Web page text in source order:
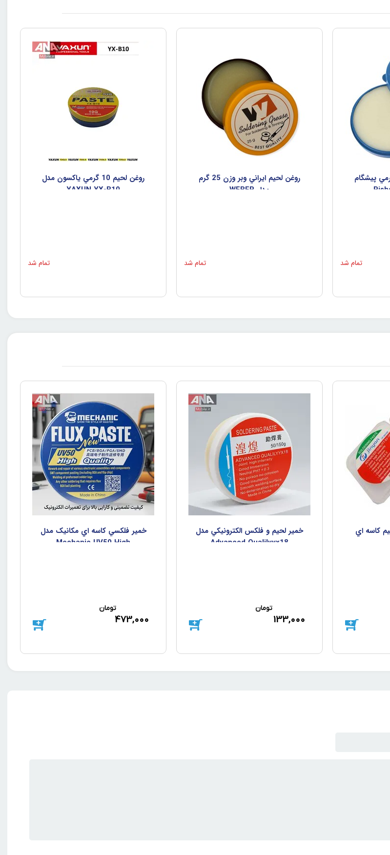
بزرگ 50 گرمي پيشگام
تمام شد
روغن لحيم ايراني وبر وزن 25 گرم
مدل WEBER
تمام شد
روغن لحيم 10 گرمي ياکسون مدل
YAXUN YX-B10
تمام شد
کاسه اي
خمير لحيم و فلکس الکترونيکي مدل
Advanced Qualilyyx18
133,000
تومان
خمير فلکسي کاسه اي مکانيک مدل
Mechanic UV50 High
473,000
تومان